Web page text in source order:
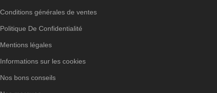
Conditions générales de ventes
Politique De Confidentialité
Mentions légales
Informations sur les cookies
Nos bons conseils